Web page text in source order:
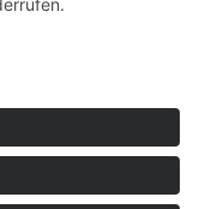
Kriterien
werden
auf